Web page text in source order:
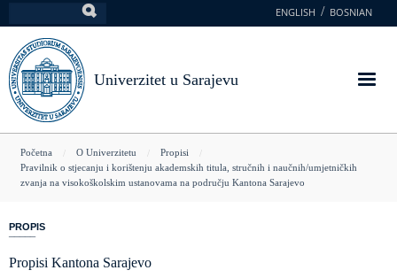
na
glavni
sadržaj
ENGLISH BOSNIAN
Univerzitet u Sarajevu
You
are
Početna O Univerzitetu
Propisi
Pravilnik o stjecanju i korištenju akademskih titula, stručnih i naučnih/umjetničkih
zvanja na visokoškolskim ustanovama na području Kantona Sarajevo
PROPIS
Propisi Kantona Sarajevo